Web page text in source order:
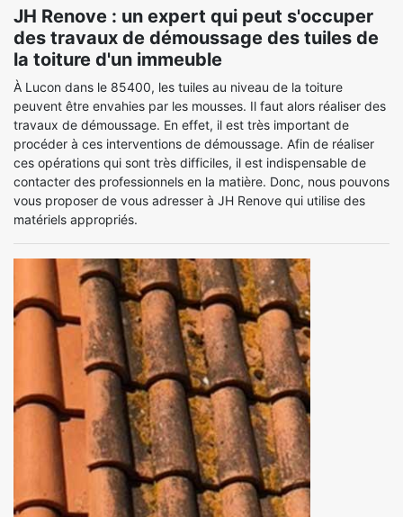
JH Renove : un expert qui peut s'occuper
des travaux de démoussage des tuiles de
la toiture d'un immeuble
À Lucon dans le 85400, les tuiles au niveau de la toiture
peuvent être envahies par les mousses. Il faut alors réaliser des
travaux de démoussage. En effet, il est très important de
procéder à ces interventions de démoussage. Afin de réaliser
ces opérations qui sont très difficiles, il est indispensable de
contacter des professionnels en la matière. Donc, nous pouvons
vous proposer de vous adresser à JH Renove qui utilise des
matériels appropriés.